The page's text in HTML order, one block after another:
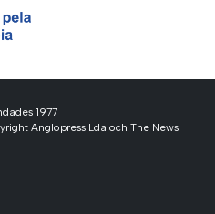
1977
Anglopress Lda och The News